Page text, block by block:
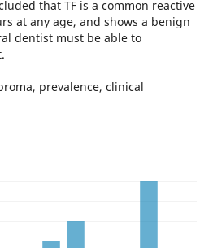
that TF is a common reactive
at any age, and shows a benign
dentist must be able to
prevalence, clinical